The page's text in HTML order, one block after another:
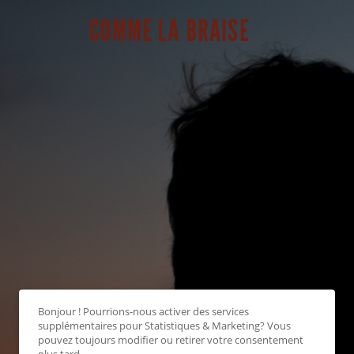
Bonjour ! Pourrions-nous activer des services
supplémentaires pourStatistiques & Marketing? Vous
pouvez toujours modifier ou retirer votre consentement